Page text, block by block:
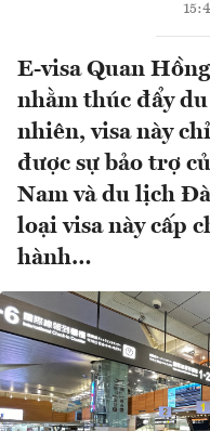
E-visa Quan
nhằm thúc đẩy
nhiên, visa này
được sự bảo trợ
Nam và du lịch
loại visa này cấp
hành…